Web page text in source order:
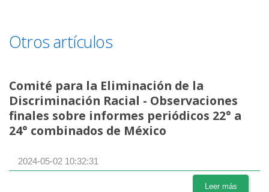
Otros artículos
Comité para la Eliminación de la
Discriminación Racial - Observaciones
finales sobre informes periódicos 22° a
24° combinados de México
2024-05-02 10:32:31
Leer más